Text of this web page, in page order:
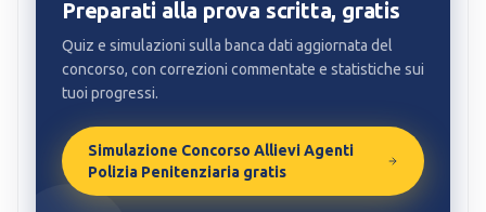
Preparati alla prova scritta, gratis
Quiz e simulazioni sulla banca dati aggiornata del
concorso, con correzioni commentate e statistiche sui
tuoi progressi.
Simulazione Concorso Allievi Agenti
Polizia Penitenziaria gratis